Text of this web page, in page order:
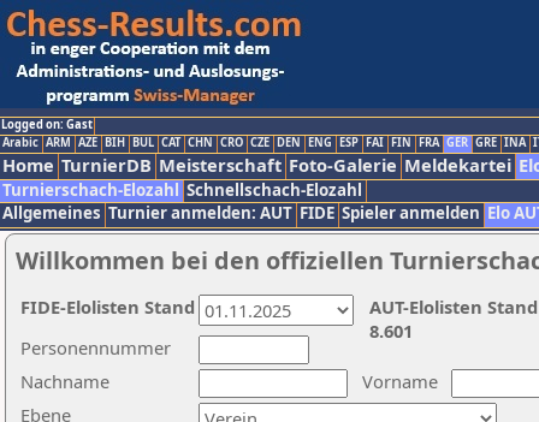
Logged on: Gast
Arabic ARM AZE BIH BUL CAT CHN CRO CZE DEN ENG ESP FAI FIN FRA GER GRE INA
Home TurnierDB Meisterschaft Foto-Galerie Meldekartei
Turnierschach-Elozahl Schnellschach-Elozahl
Allgemeines Turnier anmelden: AUT FIDE Spieler anmelden Elo
Willkommen bei den offiziellen
Nachname
Vorname
Ebene
Personennummer
AUT-Elolisten
8.601
FIDE-Elolisten Stand